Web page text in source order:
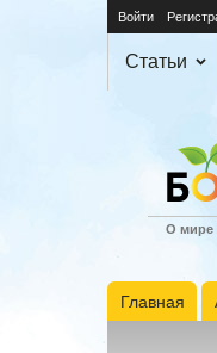
Войти
Статьи
О мире
Главная